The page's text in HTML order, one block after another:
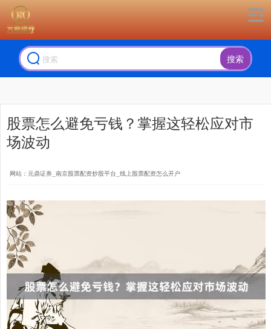
搜索
股票怎么避免亏钱？掌握这轻松应对市
场波动
网站：元鼎证券_南京股票配资炒股平台_线上股票配资怎么开户